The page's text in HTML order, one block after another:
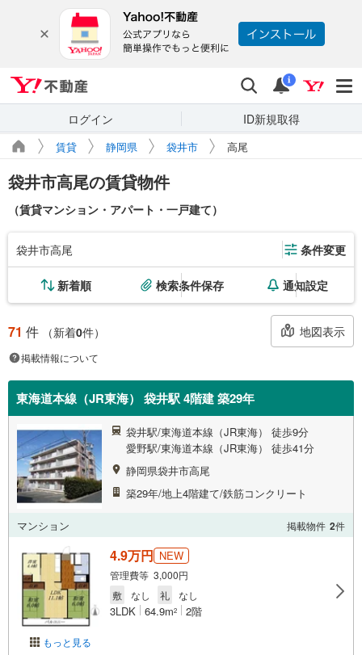
検索 通知
i
ログイン ID新規取得
賃貸 静岡県 袋井市 高尾
袋井市高尾の賃貸物件
（賃貸マンション・アパート・一戸建て）
袋井市高尾 条件変更
新着順 検索条件保存 通知設定
71 件 （新着0件） 地図表示
掲載情報について
東海道本線（JR東海） 袋井駅 4階建 築29年
袋井駅/東海道本線（JR東海） 徒歩9分
愛野駅/東海道本線（JR東海） 徒歩41分
静岡県袋井市高尾
築29年/地上4階建て/鉄筋コンクリート
マンション 掲載物件 2件
もっと見る
4.9万円 NEW
管理費等 3,000円
敷
なし 礼 なし
3LDK 64.9m2 2階